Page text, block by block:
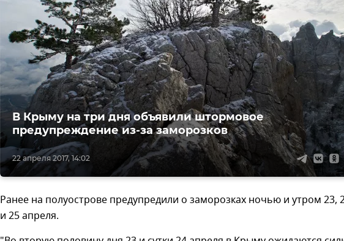
22 апреля 2017, 14:02
В Крыму на три дня объявили штормовое
предупреждение из-за заморозков
Ранее на полуострове предупредили о заморозках ночью и утром 23,
и 25 апреля.